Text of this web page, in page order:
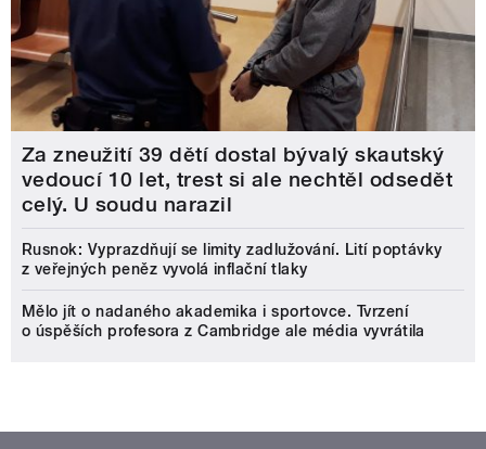
Za zneužití 39 dětí dostal bývalý skautský
vedoucí 10 let, trest si ale nechtěl odsedět
celý. U soudu narazil
Rusnok: Vyprazdňují se limity zadlužování. Lití poptávky
z veřejných peněz vyvolá inflační tlaky
Mělo jít o nadaného akademika i sportovce. Tvrzení
o úspěších profesora z Cambridge ale média vyvrátila